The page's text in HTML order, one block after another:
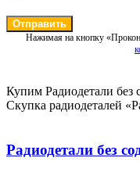
Отправить
Нажимая на кнопку
Купим Радиодетали без
Скупка радиодеталей
Радиодетали без